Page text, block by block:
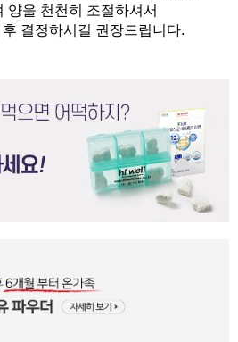
양을 천천히 조절하셔서
결정하시길 권장드립니다.